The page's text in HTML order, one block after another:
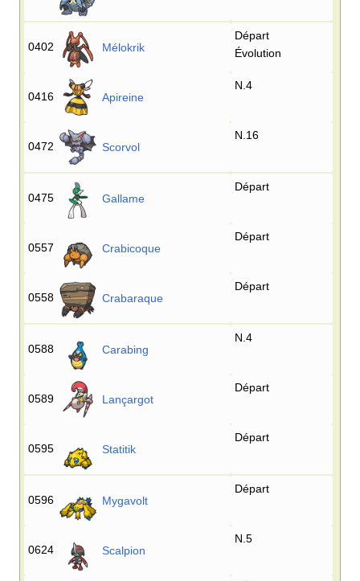
0402 Mélokrik
Départ
Évolution
0416 Apireine
N.4
0472 Scorvol
N.16
0475 Gallame
Départ
0557 Crabicoque
Départ
0558 Crabaraque
Départ
0588 Carabing
N.4
0589 Lançargot
Départ
0595 Statitik
Départ
0596 Mygavolt
Départ
0624 Scalpion
N.5